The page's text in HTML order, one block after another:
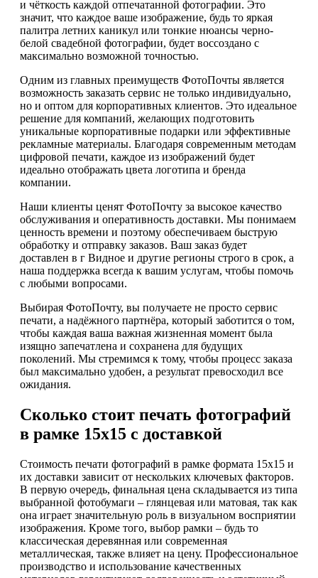
и чёткость каждой отпечатанной фотографии. Это
значит, что каждое ваше изображение, будь то яркая
палитра летних каникул или тонкие нюансы черно-
белой свадебной фотографии, будет воссоздано с
максимально возможной точностью.
Одним из главных преимуществ ФотоПочты является
возможность заказать сервис не только индивидуально,
но и оптом для корпоративных клиентов. Это идеальное
решение для компаний, желающих подготовить
уникальные корпоративные подарки или эффективные
рекламные материалы. Благодаря современным методам
цифровой печати, каждое из изображений будет
идеально отображать цвета логотипа и бренда
компании.
Наши клиенты ценят ФотоПочту за высокое качество
обслуживания и оперативность доставки. Мы понимаем
ценность времени и поэтому обеспечиваем быструю
обработку и отправку заказов. Ваш заказ будет
доставлен в г Видное и другие регионы строго в срок, а
наша поддержка всегда к вашим услугам, чтобы помочь
с любыми вопросами.
Выбирая ФотоПочту, вы получаете не просто сервис
печати, а надёжного партнёра, который заботится о том,
чтобы каждая ваша важная жизненная момент была
изящно запечатлена и сохранена для будущих
поколений. Мы стремимся к тому, чтобы процесс заказа
был максимально удобен, а результат превосходил все
ожидания.
Сколько стоит печать фотографий
в рамке 15х15 с доставкой
Стоимость печати фотографий в рамке формата 15х15 и
их доставки зависит от нескольких ключевых факторов.
В первую очередь, финальная цена складывается из типа
выбранной фотобумаги – глянцевая или матовая, так как
она играет значительную роль в визуальном восприятии
изображения. Кроме того, выбор рамки – будь то
классическая деревянная или современная
металлическая, также влияет на цену. Профессиональное
производство и использование качественных